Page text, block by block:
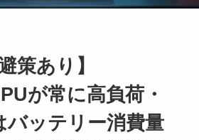
策あり】
が常に高負荷・
バッテリー消費量